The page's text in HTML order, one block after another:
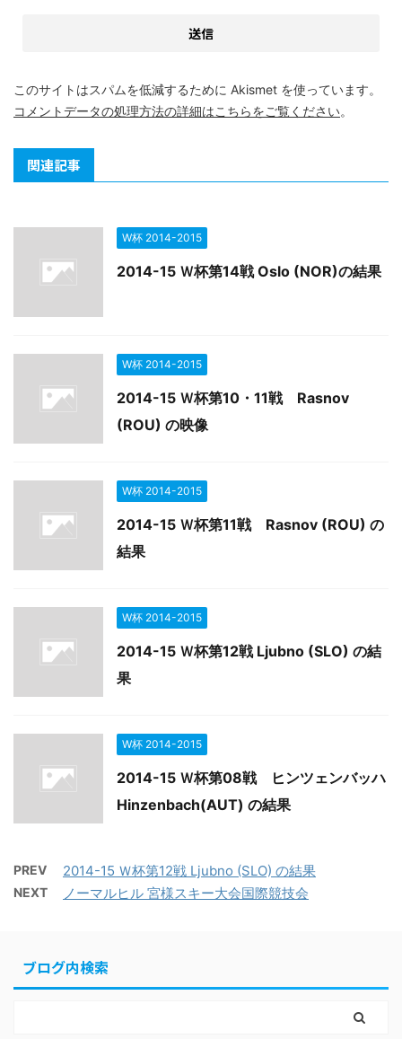
このサイトはスパムを低減するために Akismet を使っています。
コメントデータの処理方法の詳細はこちらをご覧ください。
関連記事
W杯 2014-2015
2014-15 Ｗ杯第14戦 Oslo (NOR)の結果
W杯 2014-2015
2014-15 Ｗ杯第10・11戦 Rasnov
(ROU) の映像
W杯 2014-2015
2014-15 Ｗ杯第11戦 Rasnov (ROU) の
結果
W杯 2014-2015
2014-15 Ｗ杯第12戦 Ljubno (SLO) の結
果
W杯 2014-2015
2014-15 Ｗ杯第08戦 ヒンツェンバッハ
Hinzenbach(AUT) の結果
PREV 2014-15 Ｗ杯第12戦 Ljubno (SLO) の結果
NEXT ノーマルヒル 宮様スキー大会国際競技会
ブログ内検索